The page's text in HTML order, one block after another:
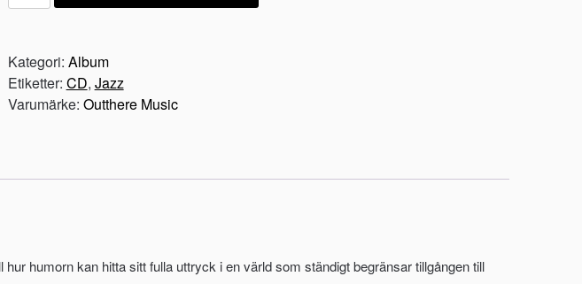
Of
Joy
mängd
Kategori: Album
Etiketter: CD, Jazz
Varumärke: Outthere Music
humorn kan hitta sitt fulla uttryck i en värld som ständigt begränsar tillgången till